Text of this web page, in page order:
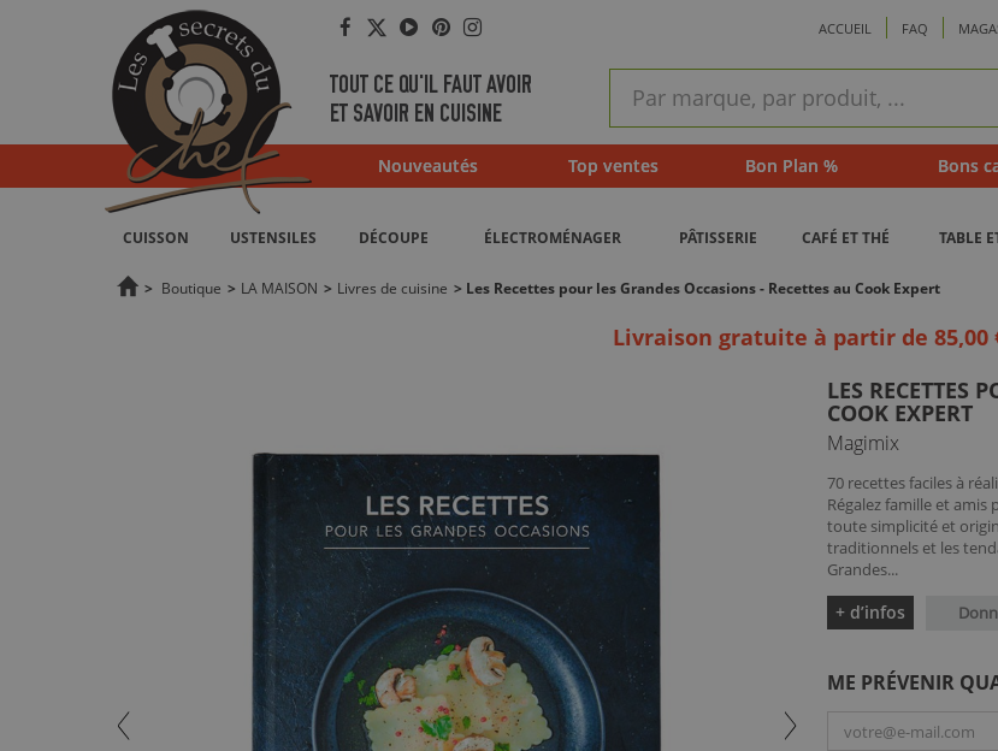
Facebook
Twitter
YouTube
Pinterest
Instagram ACCUEIL FAQ
TOUT CE QU'IL FAUT AVOIR
ET SAVOIR EN CUISINE
rapide
Nouveautés Top ventes Bon Plan % Bons
CUISSON USTENSILES DÉCOUPE ÉLECTROMÉNAGER PÂTISSERIE CAFÉ ET THÉ TABLE
> Boutique > LA MAISON > Livres de cuisine > Les Recettes pour les Grandes Occasions - Recettes au Cook Expert
Livraison gratuite à partir de 85,00
LES RECETTES
COOK EXPERT
Magimix
70 recettes faciles à
Régalez famille et
toute simplicité et
traditionnels et les
Grandes...
+ d’infos
ME PRÉVENIR